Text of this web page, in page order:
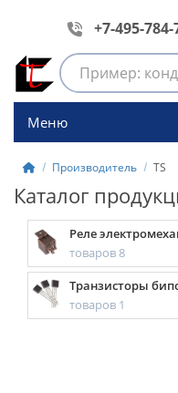
+7-495-784-
Меню
Производитель TS
Каталог
Реле
товаров 8
Транзисторы
товаров 1